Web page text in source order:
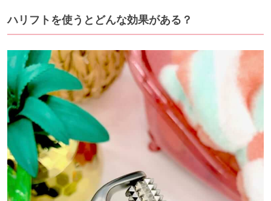
ハリフトを使うとどんな効果がある？